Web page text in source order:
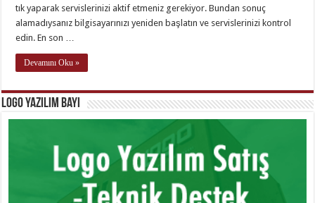
tık yaparak servislerinizi aktif etmeniz gerekiyor. Bundan sonuç
alamadıysanız bilgisayarınızı yeniden başlatın ve servislerinizi kontrol
edin. En son …
Devamını Oku »
Logo Yazılım Bayi